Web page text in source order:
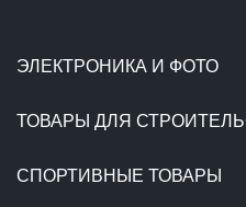
ЭЛЕКТРОНИКА И ФОТО
ТОВАРЫ ДЛЯ
СПОРТИВНЫЕ ТОВАРЫ